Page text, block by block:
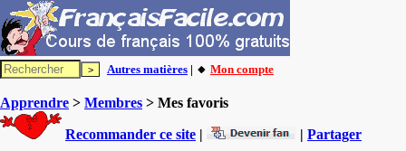
Autres matières | 🔸 Mon compte
Apprendre > Membres > Mes favoris
Recommander ce site | | Partager